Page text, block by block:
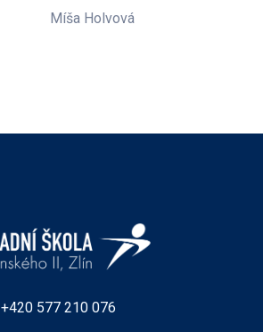
Míša Holvová
+420 577 210 076